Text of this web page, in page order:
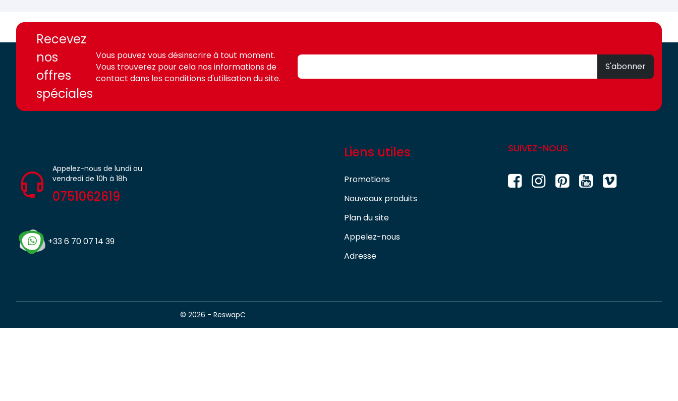
access.fr
access.fr
Recevez
nos
offres
spéciales
Vous pouvez vous désinscrire à tout moment.
Vous trouverez pour cela nos informations de
contact dans les conditions d'utilisation du site.
S'abonner
Appelez-nous de lundi au
vendredi de 10h à 18h
0751062619
+33 6 70 07 14 39
Liens utiles
Promotions
Nouveaux produits
Plan du site
Appelez-nous
Adresse
SUIVEZ-NOUS
© 2026 - ReswapC